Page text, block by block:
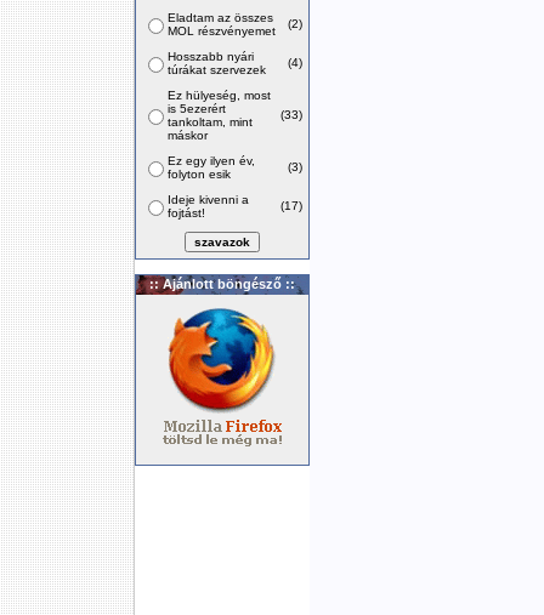
Eladtam az összes
MOL részvényemet
(2)
Hosszabb nyári
túrákat szervezek
(4)
Ez hülyeség, most
is 5ezerért
tankoltam, mint
máskor
(33)
Ez egy ilyen év,
folyton esik
(3)
Ideje kivenni a
fojtást!
(17)
:: Ajánlott böngésző ::